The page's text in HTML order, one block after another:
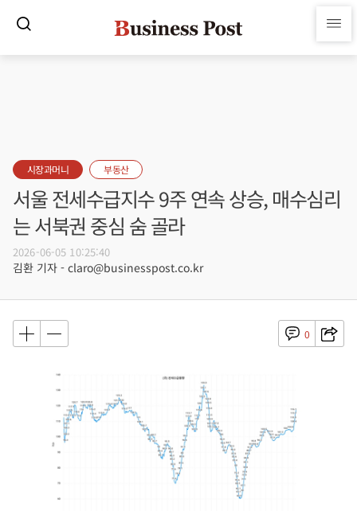
시장과머니 부동산
서울 전세수급지수 9주 연속 상승, 매수심리
는 서북권 중심 숨 골라
2026-06-05 10:25:40
김환 기자 - claro@businesspost.co.kr
0